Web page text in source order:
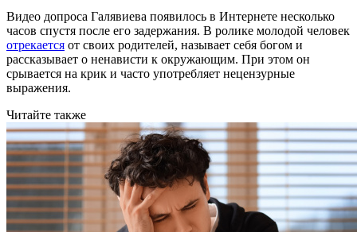
Видео допроса Галявиева появилось в Интернете несколько
часов спустя после его задержания. В ролике молодой человек
отрекается от своих родителей, называет себя богом и
рассказывает о ненависти к окружающим. При этом он
срывается на крик и часто употребляет нецензурные
выражения.
Читайте также